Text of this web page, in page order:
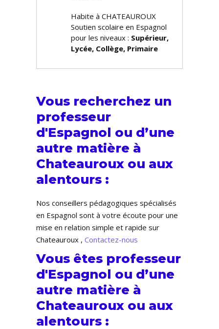
Habite à CHATEAUROUX
Soutien scolaire en Espagnol
pour les niveaux : Supérieur,
Lycée, Collège, Primaire
Vous recherchez un
professeur
d'Espagnol ou d’une
autre matière à
Chateauroux ou aux
alentours :
Nos conseillers pédagogiques spécialisés
en Espagnol sont à votre écoute pour une
mise en relation simple et rapide sur
Chateauroux , Contactez-nous
Vous êtes professeur
d'Espagnol ou d’une
autre matière à
Chateauroux ou aux
alentours :